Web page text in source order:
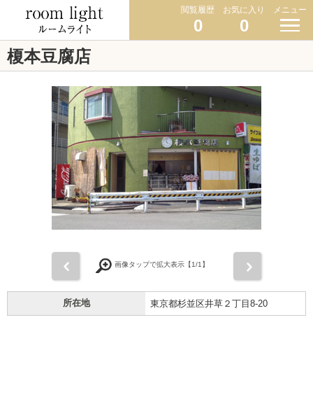
閲覧履歴
0
お気に入り
0
メニュー
榎本豆腐店
画像タップで拡大表示【1/1】
所在地 東京都杉並区井草２丁目8-20